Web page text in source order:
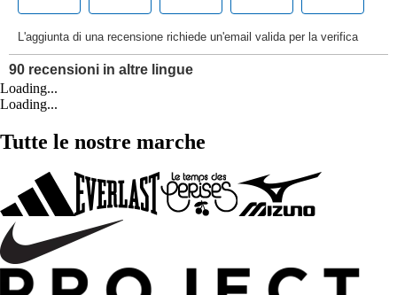
Loading...
Loading...
Tutte le nostre marche